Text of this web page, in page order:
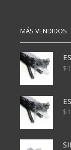
MÁS VENDIDOS
$
$